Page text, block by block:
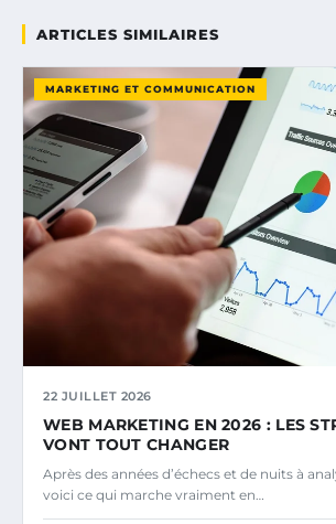
ARTICLES SIMILAIRES
MARKETING ET COMMUNICATION
22 JUILLET 2026
WEB MARKETING EN 2026 : LES
VONT TOUT CHANGER
Après des années d’échecs et de nuits à
voici ce qui marche vraiment en…